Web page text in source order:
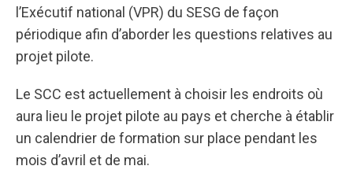
l’Exécutif national (VPR) du SESG de façon
périodique afin d’aborder les questions relatives au
projet pilote.
Le SCC est actuellement à choisir les endroits où
aura lieu le projet pilote au pays et cherche à établir
un calendrier de formation sur place pendant les
mois d’avril et de mai.